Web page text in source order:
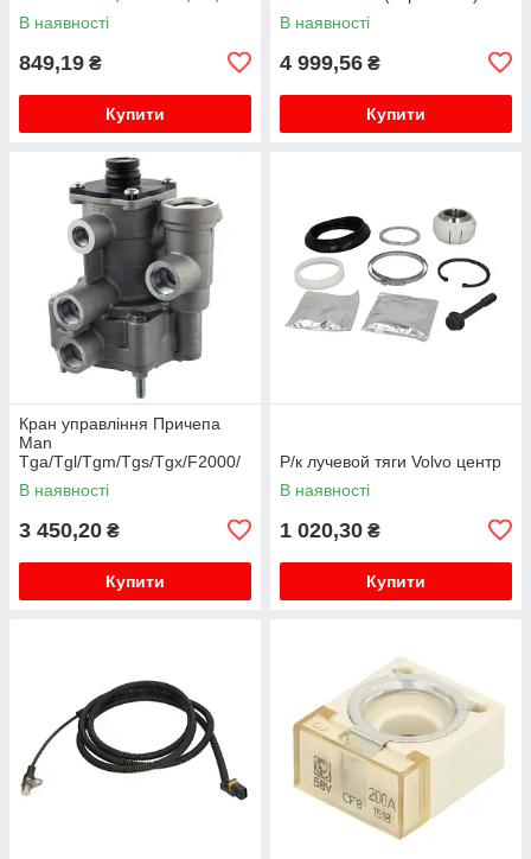
ALLROAD, A8, TT; FIAT
STILO; FORD GALAXY; SEAT
В наявності
849,19 ₴
Купити
В наявності
4 999,56 ₴
Купити
Кран управління Причепа
Man
Tga/Tgl/Tgm/Tgs/Tgx/F2000/
M2000/L2000/F90/M90/G90
В наявності
3 450,20 ₴
Купити
Р/к лучевой тяги Volvo центр
В наявності
1 020,30 ₴
Купити